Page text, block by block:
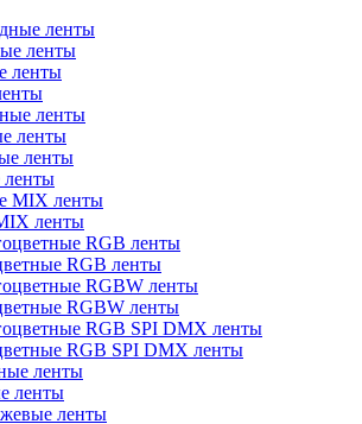
ленты
ленты
ленты
RGB ленты
RGBW ленты
RGB SPI DMX ленты
ленты